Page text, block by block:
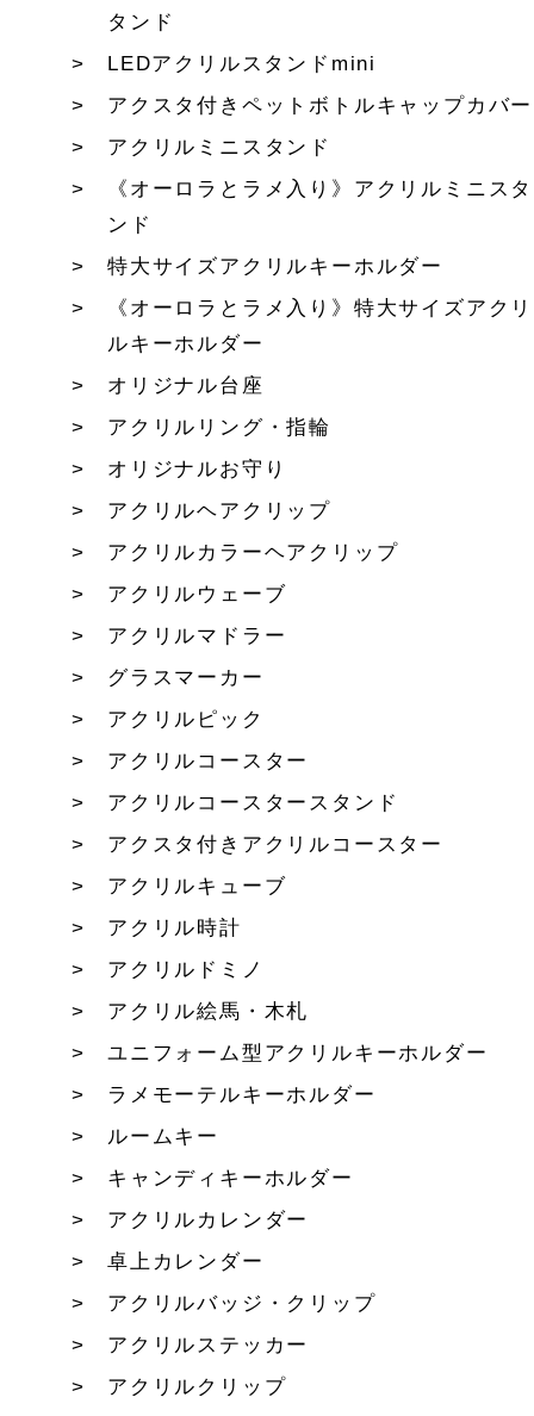
タンド
LEDアクリルスタンドmini
アクスタ付きペットボトルキャップカバー
アクリルミニスタンド
《オーロラとラメ入り》アクリルミニスタ
ンド
特大サイズアクリルキーホルダー
《オーロラとラメ入り》特大サイズアクリ
ルキーホルダー
オリジナル台座
アクリルリング・指輪
オリジナルお守り
アクリルヘアクリップ
アクリルカラーヘアクリップ
アクリルウェーブ
アクリルマドラー
グラスマーカー
アクリルピック
アクリルコースター
アクリルコースタースタンド
アクスタ付きアクリルコースター
アクリルキューブ
アクリル時計
アクリルドミノ
アクリル絵馬・木札
ユニフォーム型アクリルキーホルダー
ラメモーテルキーホルダー
ルームキー
キャンディキーホルダー
アクリルカレンダー
卓上カレンダー
アクリルバッジ・クリップ
アクリルステッカー
アクリルクリップ